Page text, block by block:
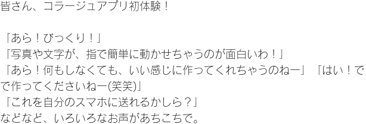
皆さん、コラージュアプリ初体験！
「あら！びっくり！」
「写真や文字が、指で簡単に動かせちゃうのが面白いわ！」
「あら！何もしなくても、いい感じに作ってくれちゃうのねー」「はい！
で作ってくださいねー(笑笑)」
「これを自分のスマホに送れるかしら？」
などなど、いろいろなお声があちこちで。